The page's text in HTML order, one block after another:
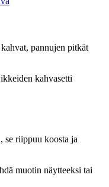
pannujen pitkät
kahvasetti
se riippuu koosta ja
muotin näytteeksi tai